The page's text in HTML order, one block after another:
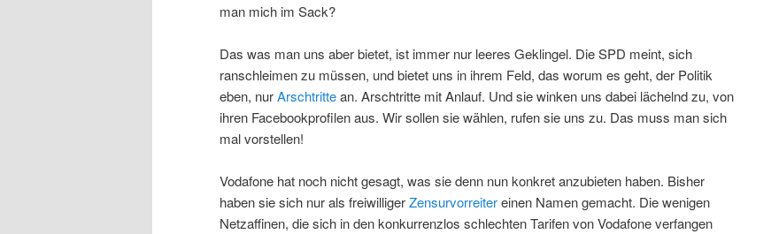
man mich im Sack?
Das was man uns aber bietet, ist immer nur leeres Geklingel. Die SPD meint, sich
ranschleimen zu müssen, und bietet uns in ihrem Feld, das worum es geht, der Politik
eben, nurArschtrittean. Arschtritte mit Anlauf. Und sie winken uns dabei lächelnd zu, von
ihren Facebookprofilen aus. Wir sollen sie wählen, rufen sie uns zu. Das muss man sich
mal vorstellen!
Vodafone hat noch nicht gesagt, was sie denn nun konkret anzubieten haben. Bisher
haben sie sich nur als freiwilligerZensurvorreitereinen Namen gemacht. Die wenigen
Netzaffinen, die sich in den konkurrenzlos schlechten Tarifen von Vodafone verfangen